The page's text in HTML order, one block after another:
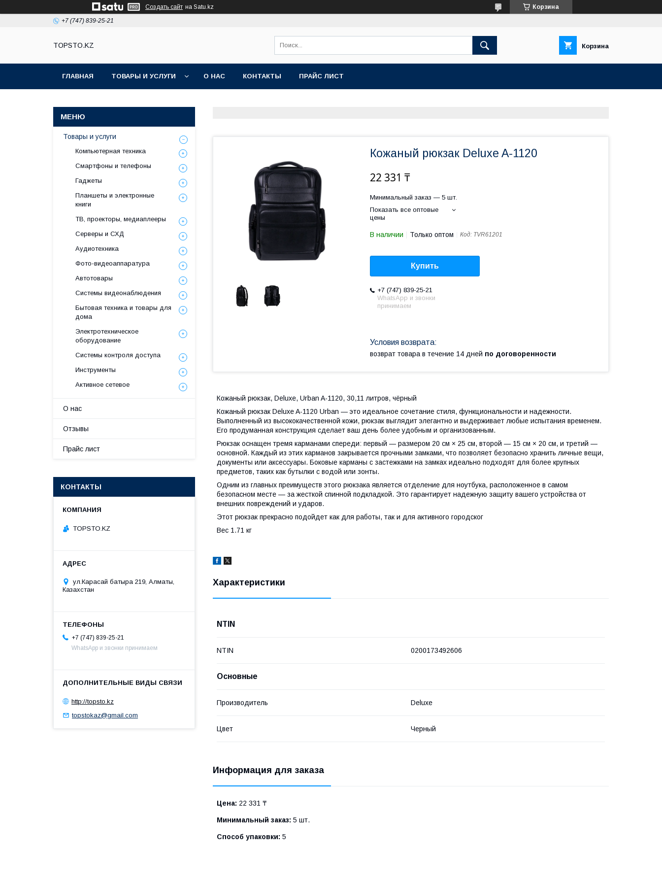
Создать сайт на Satu.kz Корзина
+7 (747) 839-25-21
TOPSTO.KZ Корзина
ГЛАВНАЯ ТОВАРЫ И УСЛУГИ О НАС КОНТАКТЫ ПРАЙС ЛИСТ
Кожаный рюкзак Deluxe A-1120
22 331 ₸
Минимальный заказ — 5 шт.
Показать все оптовые
цены
В наличии Только оптом Код: TVR61201
Купить
+7 (747) 839-25-21
WhatsApp и звонки
принимаем
возврат товара в течение 14 дней по договоренности
Кожаный рюкзак, Deluxe, Urban A-1120, 30,11 литров, чёрный
Кожаный рюкзак Deluxe A-1120 Urban — это идеальное сочетание стиля, функциональности и надежности.
Выполненный из высококачественной кожи, рюкзак выглядит элегантно и выдерживает любые испытания временем.
Его продуманная конструкция сделает ваш день более удобным и организованным.
Рюкзак оснащен тремя карманами спереди: первый — размером 20 см × 25 см, второй — 15 см × 20 см, и третий —
основной. Каждый из этих карманов закрывается прочными замками, что позволяет безопасно хранить личные вещи,
документы или аксессуары. Боковые карманы с застежками на замках идеально подходят для более крупных
предметов, таких как бутылки с водой или зонты.
Одним из главных преимуществ этого рюкзака является отделение для ноутбука, расположенное в самом
безопасном месте — за жесткой спинной подкладкой. Это гарантирует надежную защиту вашего устройства от
внешних повреждений и ударов.
Этот рюкзак прекрасно подойдет как для работы, так и для активного городског
Вес 1.71 кг
Характеристики
NTIN
NTIN 0200173492606
Основные
Производитель Deluxe
Цвет Черный
Информация для заказа
Цена: 22 331 ₸
Минимальный заказ: 5 шт.
Способ упаковки: 5
Товары и услуги
Компьютерная техника
Смартфоны и телефоны
Гаджеты
Планшеты и электронные
книги
ТВ, проекторы, медиаплееры
Серверы и СХД
Аудиотехника
Фото-видеоаппаратура
Автотовары
Системы видеонаблюдения
Бытовая техника и товары для
дома
Электротехническое
оборудование
Системы контроля доступа
Инструменты
Активное сетевое
О нас
Отзывы
Прайс лист
КОНТАКТЫ
TOPSTO.KZ
ул.Карасай батыра 219, Алматы,
Казахстан
+7 (747) 839-25-21
WhatsApp и звонки принимаем
http://topsto.kz
topstokaz@gmail.com